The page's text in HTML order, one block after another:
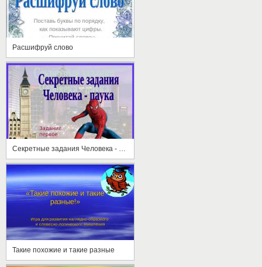
Расшифруй слово
Такие похожие и такие разные